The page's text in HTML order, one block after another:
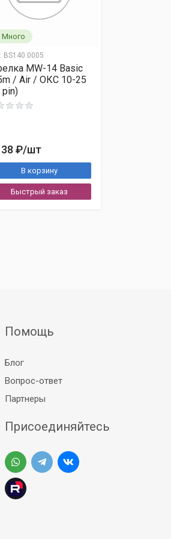
Много
BS140.0005
MW-14 Basic
/ Air / ОКС 10-25
pin)
₽/шт
В корзину
Быстрый заказ
Помощь
Блог
Вопрос-ответ
Партнеры
Присоединяйтесь